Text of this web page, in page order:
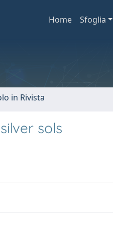
Home Sfoglia
in Rivista
sols